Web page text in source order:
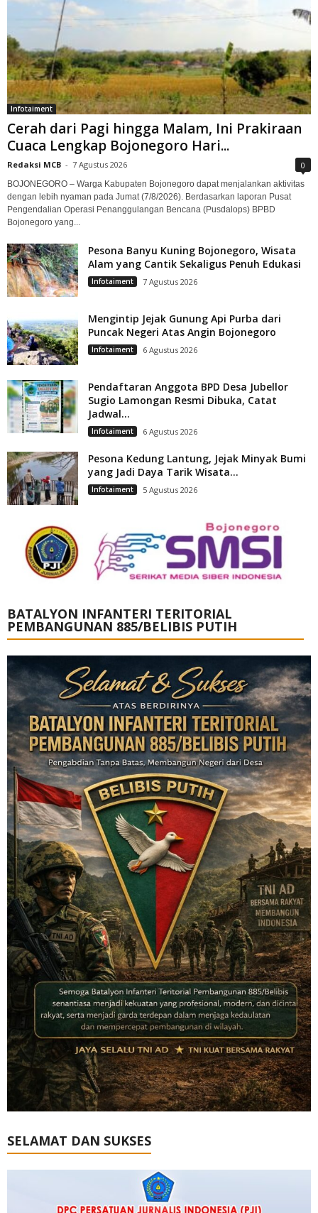
Infotaiment
Cerah dari Pagi hingga Malam, Ini Prakiraan
Cuaca Lengkap Bojonegoro Hari...
Redaksi MCB - 7 Agustus 2026 0
BOJONEGORO – Warga Kabupaten Bojonegoro dapat menjalankan aktivitas
dengan lebih nyaman pada Jumat (7/8/2026). Berdasarkan laporan Pusat
Pengendalian Operasi Penanggulangan Bencana (Pusdalops) BPBD
Bojonegoro yang...
Pesona Banyu Kuning Bojonegoro, Wisata
Alam yang Cantik Sekaligus Penuh Edukasi
Infotaiment 7 Agustus 2026
Mengintip Jejak Gunung Api Purba dari
Puncak Negeri Atas Angin Bojonegoro
Infotaiment 6 Agustus 2026
Pendaftaran Anggota BPD Desa Jubellor
Sugio Lamongan Resmi Dibuka, Catat
Jadwal...
Infotaiment 6 Agustus 2026
Pesona Kedung Lantung, Jejak Minyak Bumi
yang Jadi Daya Tarik Wisata...
Infotaiment 5 Agustus 2026
BATALYON INFANTERI TERITORIAL
PEMBANGUNAN 885/BELIBIS PUTIH
SELAMAT DAN SUKSES